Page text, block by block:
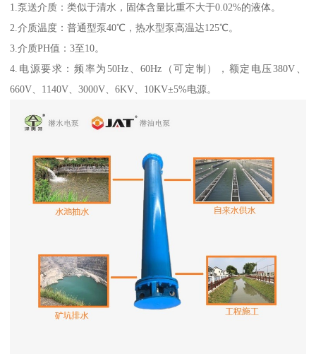
1.泵送介质：类似于清水，固体含量比重不大于0.02%的液体。
2.介质温度：普通型泵40℃，热水型泵高温达125℃。
3.介质PH值：3至10。
4.电源要求：频率为50Hz、60Hz（可定制），额定电压380V、
660V、1140V、3000V、6KV、10KV±5%电源。